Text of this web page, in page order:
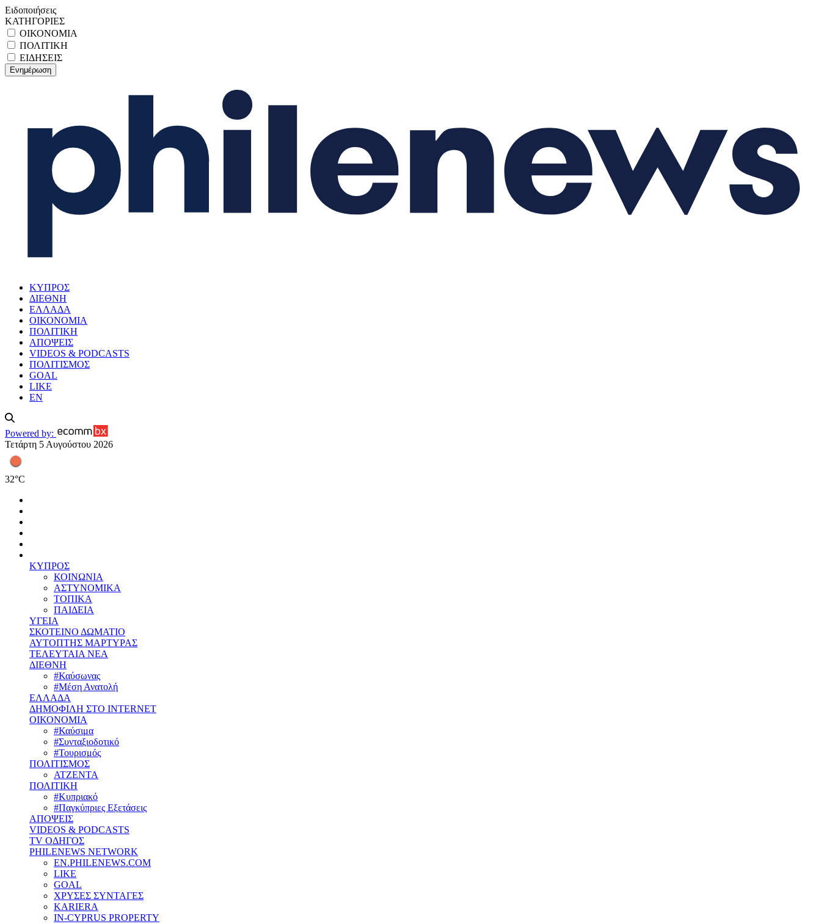
Ειδοποιήσεις
ΚΑΤΗΓΟΡΙΕΣ
ΟΙΚΟΝΟΜΙΑ
ΠΟΛΙΤΙΚΗ
ΕΙΔΗΣΕΙΣ
ΚΥΠΡΟΣ
ΔΙΕΘΝΗ
ΕΛΛΑΔΑ
ΟΙΚΟΝΟΜΙΑ
ΠΟΛΙΤΙΚΗ
ΑΠΟΨΕΙΣ
VIDEOS & PODCASTS
ΠΟΛΙΤΙΣΜΟΣ
GOAL
LIKE
EN
Powered by:
Τετάρτη 5 Αυγούστου 2026
32°C
ΚΥΠΡΟΣ
ΚΟΙΝΩΝΙΑ
ΑΣΤΥΝΟΜΙΚΑ
ΤΟΠΙΚΑ
ΠΑΙΔΕΙΑ
ΥΓΕΙΑ
ΣΚΟΤΕΙΝΟ ΔΩΜΑΤΙΟ
ΑΥΤΟΠΤΗΣ ΜΑΡΤΥΡΑΣ
ΤΕΛΕΥΤΑΙΑ ΝΕΑ
ΔΙΕΘΝΗ
#Καύσωνας
#Μέση Ανατολή
ΕΛΛΑΔΑ
ΔΗΜΟΦΙΛΗ ΣΤΟ INTERNET
ΟΙΚΟΝΟΜΙΑ
#Καύσιμα
#Συνταξιοδοτικό
#Τουρισμός
ΠΟΛΙΤΙΣΜΟΣ
ΑΤΖΕΝΤΑ
ΠΟΛΙΤΙΚΗ
#Κυπριακό
#Παγκύπριες Εξετάσεις
ΑΠΟΨΕΙΣ
VIDEOS & PODCASTS
TV ΟΔΗΓΟΣ
PHILENEWS NETWORK
EN.PHILENEWS.COM
LIKE
GOAL
ΧΡΥΣΕΣ ΣΥΝΤΑΓΕΣ
KARIERA
IN-CYPRUS PROPERTY